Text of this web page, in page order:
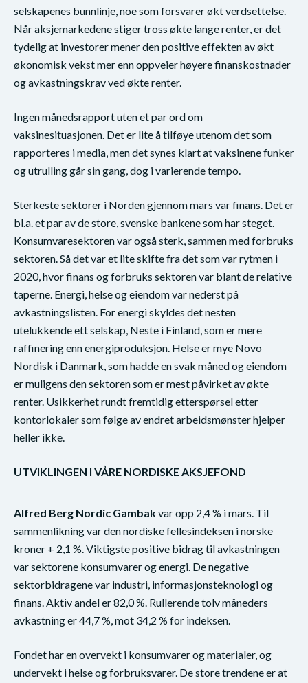
selskapenes bunnlinje, noe som forsvarer økt verdsettelse.
Når aksjemarkedene stiger tross økte lange renter, er det
tydelig at investorer mener den positive effekten av økt
økonomisk vekst mer enn oppveier høyere finanskostnader
og avkastningskrav ved økte renter.
Ingen månedsrapport uten et par ord om
vaksinesituasjonen. Det er lite å tilføye utenom det som
rapporteres i media, men det synes klart at vaksinene funker
og utrulling går sin gang, dog i varierende tempo.
Sterkeste sektorer i Norden gjennom mars var finans. Det er
bl.a. et par av de store, svenske bankene som har steget.
Konsumvaresektoren var også sterk, sammen med forbruks
sektoren. Så det var et lite skifte fra det som var rytmen i
2020, hvor finans og forbruks sektoren var blant de relative
taperne. Energi, helse og eiendom var nederst på
avkastningslisten. For energi skyldes det nesten
utelukkende ett selskap, Neste i Finland, som er mere
raffinering enn energiproduksjon. Helse er mye Novo
Nordisk i Danmark, som hadde en svak måned og eiendom
er muligens den sektoren som er mest påvirket av økte
renter. Usikkerhet rundt fremtidig etterspørsel etter
kontorlokaler som følge av endret arbeidsmønster hjelper
heller ikke.
UTVIKLINGEN I VÅRE NORDISKE AKSJEFOND
Alfred Berg Nordic Gambakvar opp 2,4 % i mars. Til
sammenlikning var den nordiske fellesindeksen i norske
kroner + 2,1 %. Viktigste positive bidrag til avkastningen
var sektorene konsumvarer og energi. De negative
sektorbidragene var industri, informasjonsteknologi og
finans. Aktiv andel er 82,0 %. Rullerende tolv måneders
avkastning er 44,7 %, mot 34,2 % for indeksen.
Fondet har en overvekt i konsumvarer og materialer, og
undervekt i helse og forbruksvarer. De store trendene er at